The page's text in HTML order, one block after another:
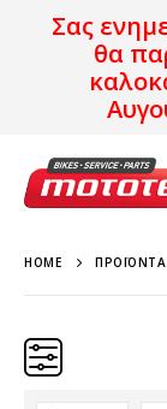
Σας
θα
HOME ΠΡΟΪΌΝΤΑ